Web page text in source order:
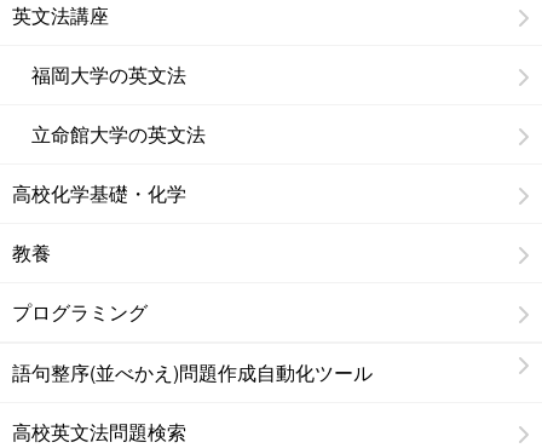
英文法講座
福岡大学の英文法
立命館大学の英文法
高校化学基礎・化学
教養
プログラミング
語句整序(並べかえ)問題作成自動化ツール
高校英文法問題検索